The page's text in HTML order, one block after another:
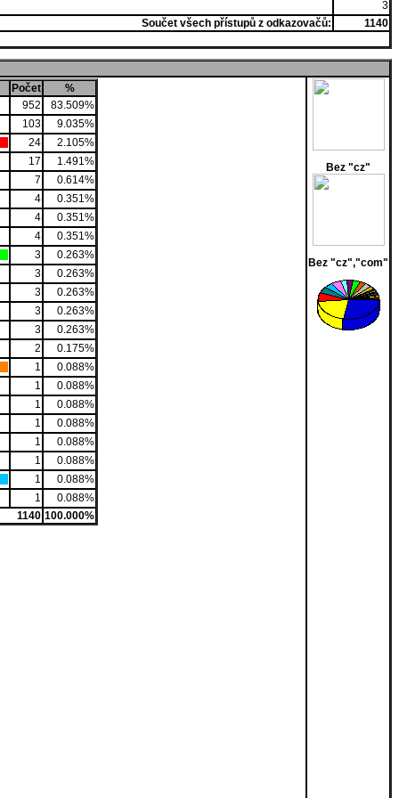
3
Součet všech přístupů z odkazovačů:
1140
Počet
%
952
83.509%
103
9.035%
24
2.105%
17
1.491%
7
0.614%
4
0.351%
4
0.351%
4
0.351%
3
0.263%
3
0.263%
3
0.263%
3
0.263%
3
0.263%
2
0.175%
1
0.088%
1
0.088%
1
0.088%
1
0.088%
1
0.088%
1
0.088%
1
0.088%
1
0.088%
1140 100.000%
Bez "cz"
Bez "cz","com"